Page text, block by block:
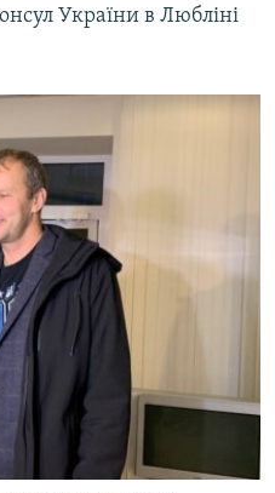
України в Любліні